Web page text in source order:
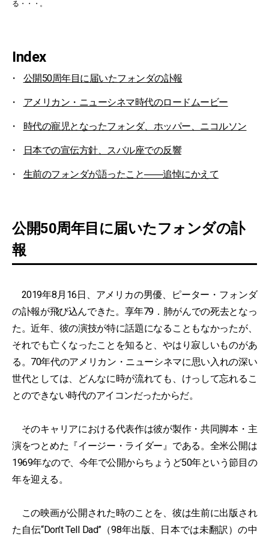
る・・・。
Index
公開50周年目に届いたフォンダの訃報
アメリカン・ニューシネマ時代のロードムービー
時代の寵児となったフォンダ、ホッパー、ニコルソン
日本での宣伝方針、スバル座での反響
生前のフォンダが語ったこと――追悼にかえて
公開50周年目に届いたフォンダの訃
報
2019年8月16日、アメリカの男優、ピーター・フォンダ
の訃報が飛び込んできた。享年79．肺がんでの死去となっ
た。近年、彼の演技が特に話題になることもなかったが、
それでも亡くなったことを知ると、やはり寂しいものがあ
る。70年代のアメリカン・ニューシネマに思い入れの深い
世代としては、どんなに時が流れても、けっして忘れるこ
とのできない時代のアイコンだったからだ。
そのキャリアにおける代表作は彼が製作・共同脚本・主
演をつとめた『イージー・ライダー』である。全米公開は
1969年なので、今年で公開からちょうど50年という節目の
年を迎える。
この映画が公開された時のことを、彼は生前に出版され
た自伝“Don’t Tell Dad”（98年出版、日本では未翻訳）の中